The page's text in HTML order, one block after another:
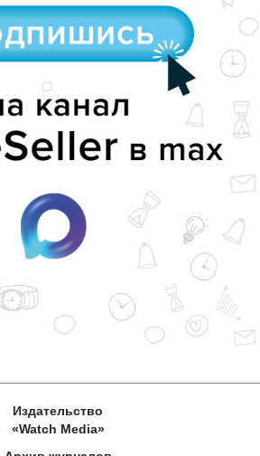
Издательство
«Watch Media»